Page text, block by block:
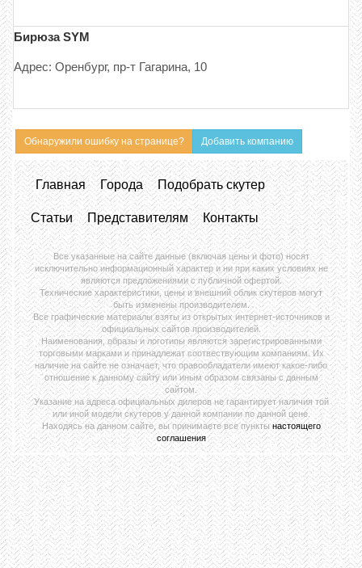
Бирюза SYM
Адрес: Оренбург, пр-т Гагарина, 10
Обнаружили ошибку на странице? Добавить компанию
Главная Города Подобрать скутер
Статьи Представителям Контакты
Все указанные на сайте данные (включая цены и фото) носят
исключительно информационный характер и ни при каких условиях не
являются предложениями с публичной офертой.
Технические характеристики, цены и внешний облик скутеров могут
быть изменены производителем.
Все графические материалы взяты из открытых интернет-источников и
официальных сайтов производителей.
Наименования, образы и логотипы являются зарегистрированными
торговыми марками и принадлежат соотвествующим компаниям. Их
наличие на сайте не означает, что правообладатели имеют какое-либо
отношение к данному сайту или иным образом связаны с данным
сайтом.
Указание на адреса официальных дилеров не гарантирует наличия той
или иной модели скутеров у данной компании по данной цене.
Находясь на данном сайте, вы принимаете все пункты настоящего
соглашения